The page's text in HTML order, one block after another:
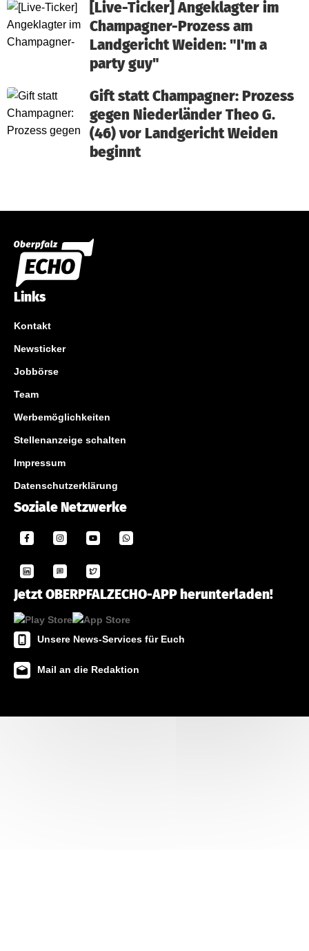
[Live-Ticker] Angeklagter im
Champagner-Prozess am
Landgericht Weiden: "I'm a
party guy"
Gift statt Champagner: Prozess
gegen Niederländer Theo G.
(46) vor Landgericht Weiden
beginnt
Links
Kontakt
Newsticker
Jobbörse
Team
Werbemöglichkeiten
Stellenanzeige schalten
Impressum
Datenschutzerklärung
Soziale Netzwerke
Jetzt OBERPFALZECHO-APP herunterladen!
Unsere News-Services für Euch
Mail an die Redaktion